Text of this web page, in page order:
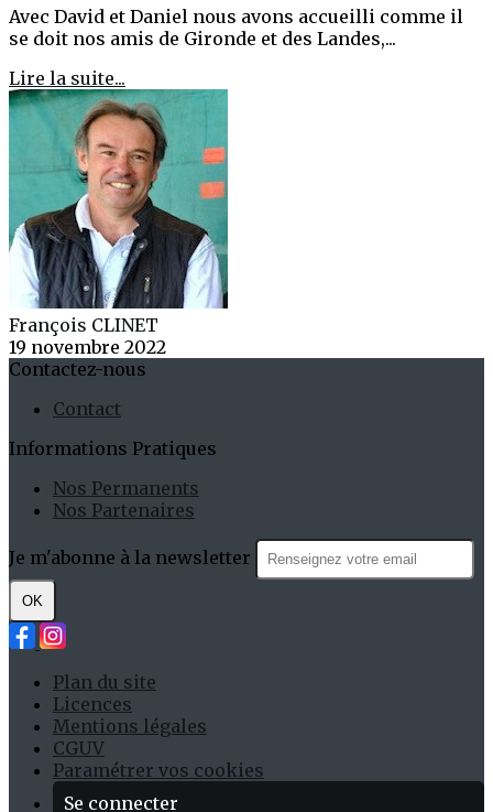
Avec David et Daniel nous avons accueilli comme il
se doit nos amis de Gironde et des Landes,...
Lire la suite...
François CLINET
19 novembre 2022
Contactez-nous
Contact
Informations Pratiques
Nos Permanents
Nos Partenaires
Je m'abonne à la newsletter
OK
Plan du site
Licences
Mentions légales
CGUV
Paramétrer vos cookies
Se connecter